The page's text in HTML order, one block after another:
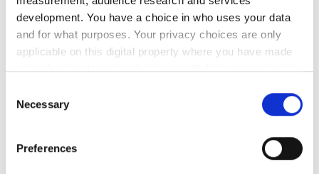
development. You have a choice in who uses your data
and for what purposes. Your privacy choices are only
applicable on this digital property where you have made
your choices. You can change or withdraw your consent
the Privacy trigger icon.
Collect information about your geographical
Selection
Necessary
Preferences
GUSTAV REKOMMENDERAR
UR HUMANSORTIMENTET: